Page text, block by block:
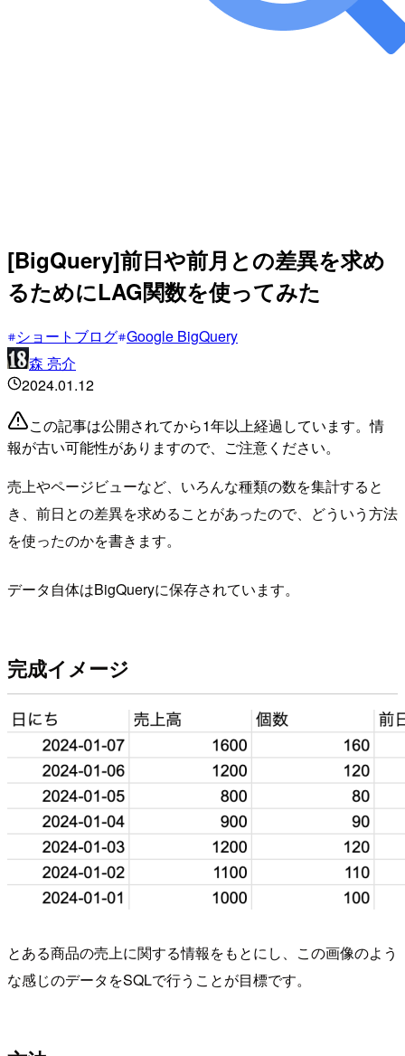
[BigQuery]前日や前月との差異を求め
るためにLAG関数を使ってみた
ショートブログ Google BigQuery
森 亮介
2024.01.12
この記事は公開されてから1年以上経過しています。情
報が古い可能性がありますので、ご注意ください。
売上やページビューなど、いろんな種類の数を集計すると
き、前日との差異を求めることがあったので、どういう方法
を使ったのかを書きます。
データ自体はBigQueryに保存されています。
完成イメージ
とある商品の売上に関する情報をもとにし、この画像のよう
な感じのデータをSQLで行うことが目標です。